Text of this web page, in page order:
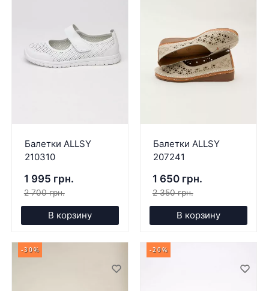
Балетки ALLSY
210310
1 995 грн.
2 700 грн.
В корзину
Балетки ALLSY
207241
1 650 грн.
2 350 грн.
В корзину
-30% -20%